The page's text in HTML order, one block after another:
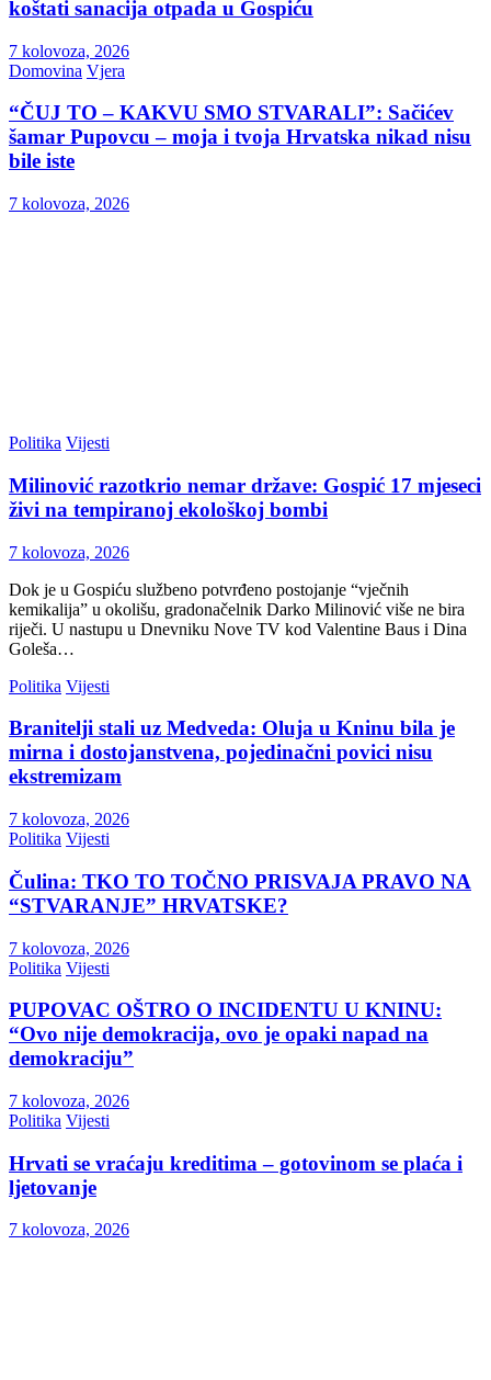
koštati sanacija otpada u Gospiću
7 kolovoza, 2026
Domovina Vjera
“ČUJ TO – KAKVU SMO STVARALI”: Sačićev
šamar Pupovcu – moja i tvoja Hrvatska nikad nisu
bile iste
7 kolovoza, 2026
Politika Vijesti
Milinović razotkrio nemar države: Gospić 17 mjeseci
živi na tempiranoj ekološkoj bombi
7 kolovoza, 2026
Dok je u Gospiću službeno potvrđeno postojanje “vječnih
kemikalija” u okolišu, gradonačelnik Darko Milinović više ne bira
riječi. U nastupu u Dnevniku Nove TV kod Valentine Baus i Dina
Goleša…
Politika Vijesti
Branitelji stali uz Medveda: Oluja u Kninu bila je
mirna i dostojanstvena, pojedinačni povici nisu
ekstremizam
7 kolovoza, 2026
Politika Vijesti
Čulina: TKO TO TOČNO PRISVAJA PRAVO NA
“STVARANJE” HRVATSKE?
7 kolovoza, 2026
Politika Vijesti
PUPOVAC OŠTRO O INCIDENTU U KNINU:
“Ovo nije demokracija, ovo je opaki napad na
demokraciju”
7 kolovoza, 2026
Politika Vijesti
Hrvati se vraćaju kreditima – gotovinom se plaća i
ljetovanje
7 kolovoza, 2026